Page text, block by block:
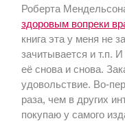
Роберта
здоровым вопреки
книга эта у меня не
зачитывается и т.п.
её снова и снова.
удовольствие. Во-
раза, чем в других
покупаю у самого